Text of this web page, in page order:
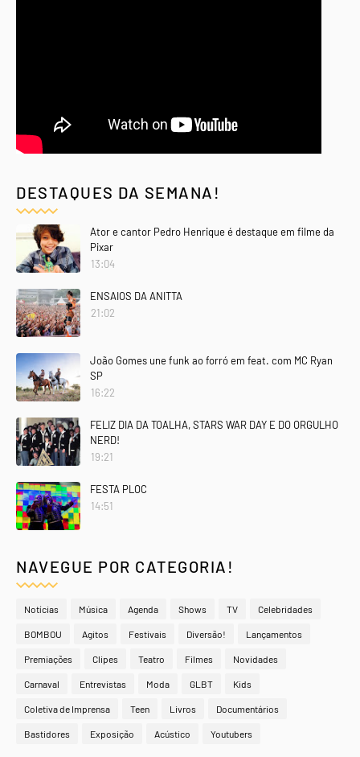
DESTAQUES DA SEMANA!
Ator e cantor Pedro Henrique é destaque em filme da
Pixar
13:04
ENSAIOS DA ANITTA
21:02
João Gomes une funk ao forró em feat. com MC Ryan
SP
16:22
FELIZ DIA DA TOALHA, STARS WAR DAY E DO ORGULHO
NERD!
19:21
FESTA PLOC
14:51
NAVEGUE POR CATEGORIA!
Notícias Música Agenda Shows TV Celebridades
BOMBOU Agitos Festivais Diversão! Lançamentos
Premiações Clipes Teatro Filmes Novidades
Carnaval Entrevistas Moda GLBT Kids
Coletiva de Imprensa Teen Livros Documentários
Bastidores Exposição Acústico Youtubers